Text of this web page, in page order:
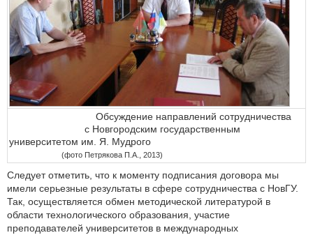
Обсуждение направлений сотрудничества
с Новгородским государственным
университетом им. Я. Мудрого
(фото Петрякова П.А., 2013)
Следует отметить, что к моменту подписания договора мы
имели серьезные результаты в сфере сотрудничества с НовГУ.
Так, осуществляется обмен методической литературой в
области технологического образования, участие
преподавателей университетов в международных